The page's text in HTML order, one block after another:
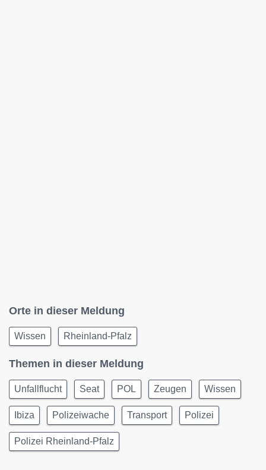
Orte in dieser Meldung
Wissen Rheinland-Pfalz
Themen in dieser Meldung
Unfallflucht Seat POL Zeugen Wissen
Ibiza Polizeiwache Transport Polizei
Polizei Rheinland-Pfalz